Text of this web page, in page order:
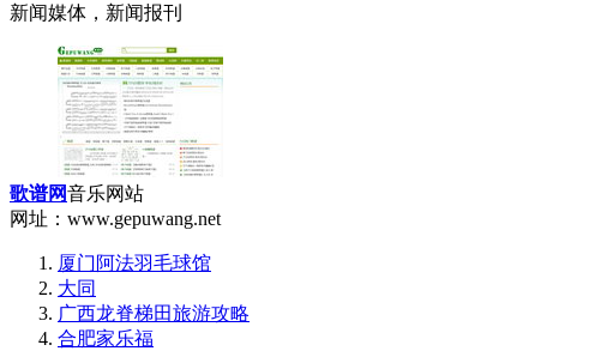
新闻媒体，新闻报刊
歌谱网音乐网站
网址：www.gepuwang.net
厦门阿法羽毛球馆
大同
广西龙脊梯田旅游攻略
合肥家乐福